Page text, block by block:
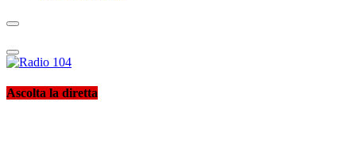
Radio 104
Like It !
Ascolta la diretta